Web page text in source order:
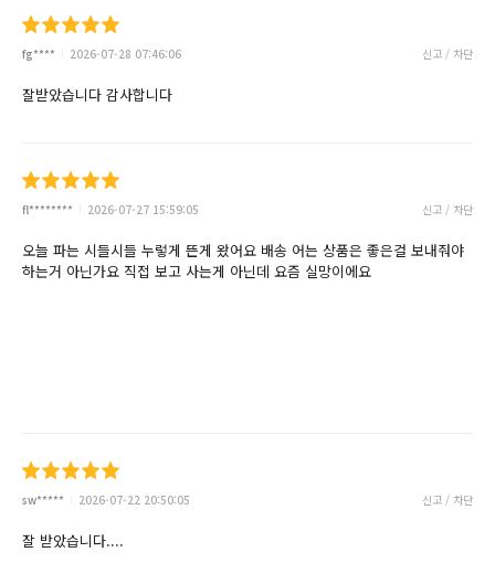
fg**** 2026-07-28 07:46:06 신고 / 차단
잘받았습니다 감사합니다
fl******** 2026-07-27 15:59:05 신고 / 차단
오늘 파는 시들시들 누렇게 뜬게 왔어요 배송 어는 상품은 좋은걸 보내줘야
하는거 아닌가요 직접 보고 사는게 아닌데 요즘 실망이에요
sw***** 2026-07-22 20:50:05 신고 / 차단
잘 받았습니다....